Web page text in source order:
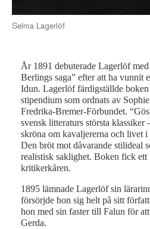
Selma Lagerlöf
År 1891 debuterade Lagerlöf
Berlings saga” efter att ha vunnit
Idun. Lagerlöf färdigställde
stipendium som ordnats av
Fredrika-Bremer-Förbundet.
svensk litteraturs största klassiker
skröna om kavaljererna och livet
Den bröt mot dåvarande stilideal
realistisk saklighet. Boken fick ett
kritikerkåren.
1895 lämnade Lagerlöf sin
försörjde hon sig helt på sitt
hon med sin faster till Falun för
Gerda.